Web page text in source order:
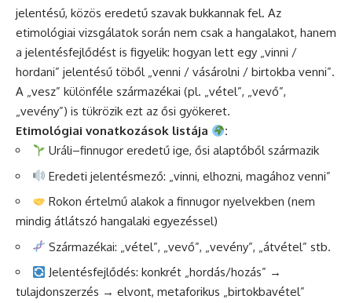
jelentésű, közös eredetű szavak bukkannak fel. Az
etimológiai vizsgálatok során nem csak a hangalakot, hanem
a jelentésfejlődést is figyelik: hogyan lett egy „vinni /
hordani” jelentésű töből „venni / vásárolni / birtokba venni”.
A „vesz” különféle származékai (pl. „vétel”, „vevő”,
„vevény”) is tükrözik ezt az ősi gyökeret.
Etimológiai vonatkozások listája
:
Uráli–finnugor eredetű ige, ősi alaptőből származik
Eredeti jelentésmező: „vinni, elhozni, magához venni”
Rokon értelmű alakok a finnugor nyelvekben (nem
mindig átlátszó hangalaki egyezéssel)
Származékai: „vétel”, „vevő”, „vevény”, „átvétel” stb.
Jelentésfejlődés: konkrét „hordás/hozás” →
tulajdonszerzés → elvont, metaforikus „birtokbavétel”